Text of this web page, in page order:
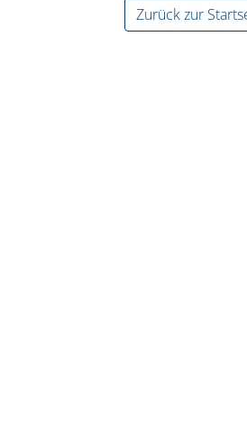
Zurück zur